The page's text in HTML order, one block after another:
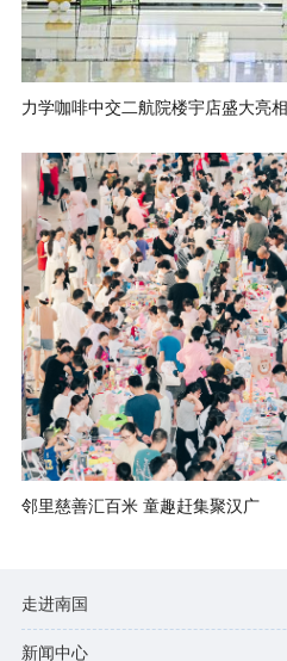
力学咖啡中交二航院楼宇店盛大亮相
邻里慈善汇百米 童趣赶集聚汉广
走进南国
新闻中心